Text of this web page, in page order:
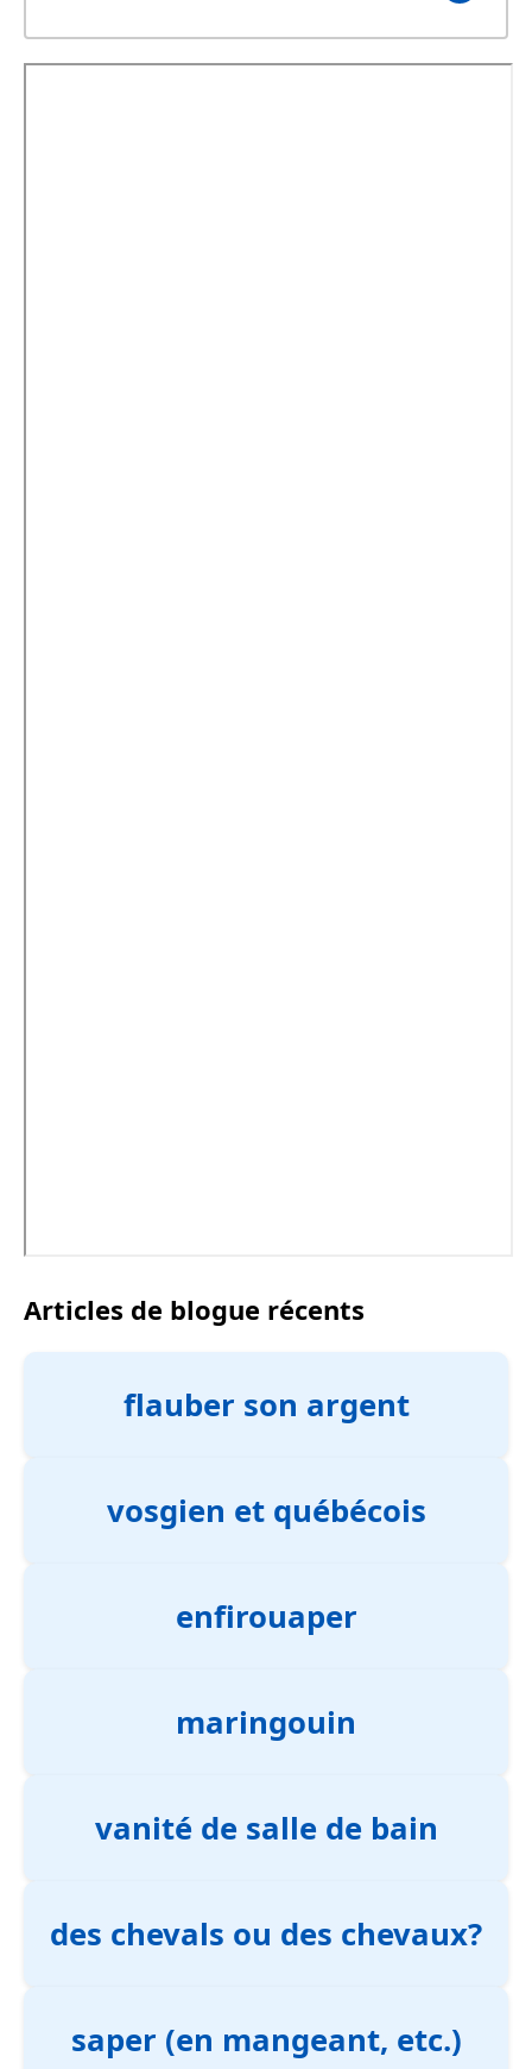
Articles de blogue récents
flauber son argent
vosgien et québécois
enfirouaper
maringouin
vanité de salle de bain
des chevals ou des chevaux?
saper (en mangeant, etc.)